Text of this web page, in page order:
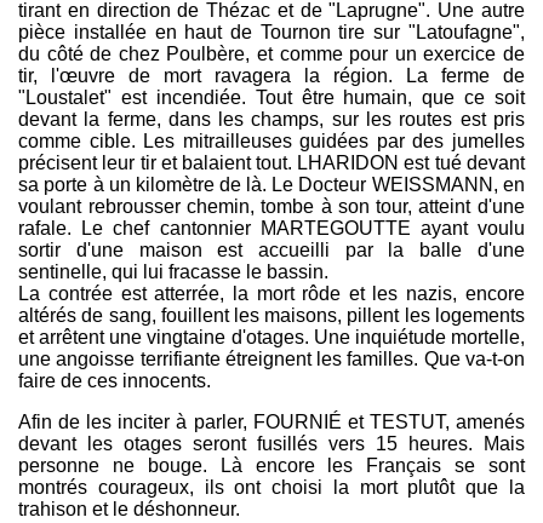
tirant en direction de Thézac et de "Laprugne". Une autre
pièce installée en haut de Tournon tire sur "Latoufagne",
du côté de chez Poulbère, et comme pour un exercice de
tir, l'œuvre de mort ravagera la région. La ferme de
"Loustalet" est incendiée. Tout être humain, que ce soit
devant la ferme, dans les champs, sur les routes est pris
comme cible. Les mitrailleuses guidées par des jumelles
précisent leur tir et balaient tout. LHARIDON est tué devant
sa porte à un kilomètre de là. Le Docteur WEISSMANN, en
voulant rebrousser chemin, tombe à son tour, atteint d'une
rafale. Le chef cantonnier MARTEGOUTTE ayant voulu
sortir d'une maison est accueilli par la balle d'une
sentinelle, qui lui fracasse le bassin.
La contrée est atterrée, la mort rôde et les nazis, encore
altérés de sang, fouillent les maisons, pillent les logements
et arrêtent une vingtaine d'otages. Une inquiétude mortelle,
une angoisse terrifiante étreignent les familles. Que va-t-on
faire de ces innocents.
Afin de les inciter à parler, FOURNIÉ et TESTUT, amenés
devant les otages seront fusillés vers 15 heures. Mais
personne ne bouge. Là encore les Français se sont
montrés courageux, ils ont choisi la mort plutôt que la
trahison et le déshonneur.